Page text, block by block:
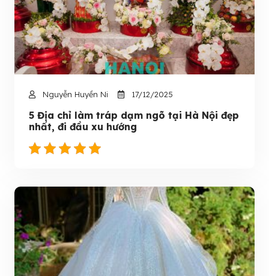
Nguyễn Huyền Ni 17/12/2025
5 Địa chỉ làm tráp dạm ngõ tại Hà Nội đẹp
nhất, đi đầu xu hướng